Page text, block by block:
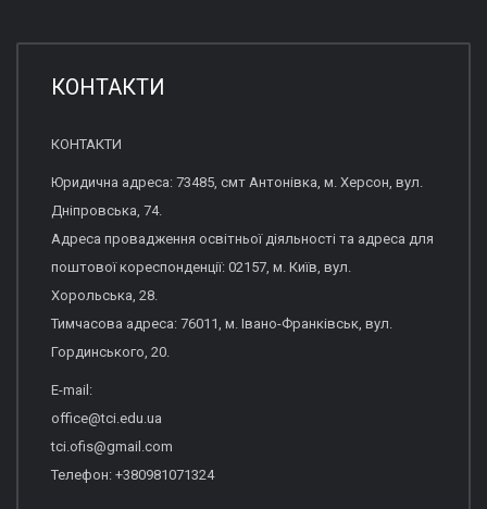
КОНТАКТИ
КОНТАКТИ
Юридична адреса: 73485, смт Антонівка, м. Херсон, вул.
Дніпровська, 74.
Адреса провадження освітньої діяльності та адреса для
поштової кореспонденції: 02157, м. Київ, вул.
Хорольська, 28.
Тимчасова адреса: 76011, м. Івано-Франківськ, вул.
Гординського, 20.
E-mail:
office@tci.edu.ua
tci.ofis@gmail.com
Телефон: +380981071324